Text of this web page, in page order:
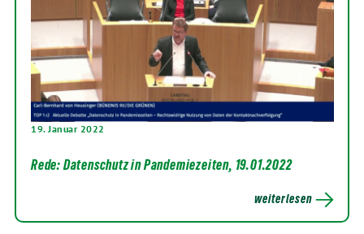
19. Januar 2022
Rede: Datenschutz in Pandemiezeiten, 19.01.2022
weiterlesen